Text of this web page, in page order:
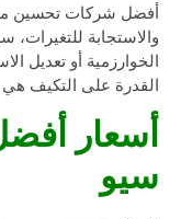
أفضل شركات تحسين
والاستجابة للتغيرات،
الخوارزمية أو تعديل
القدرة على التكيف
أسعار
سيو